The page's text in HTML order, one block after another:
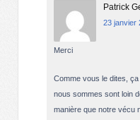
Patrick
23 janvier
Merci
Comme vous le dites,
nous sommes sont loin
manière que notre vécu